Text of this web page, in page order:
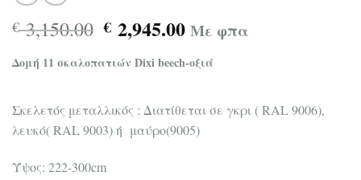
€3,150.00 Original
price
was:
€ 2,945.00Η
τρέχουσα
τιμή
€ 2,945.00.
Με φπα
Δομή 11 σκαλοπατιών Dixi beech-οξιά
Σκελετός μεταλλικός : Διατίθεται σε γκρι ( RAL 9006),
λευκό( RAL 9003) ή μαύρο(9005)
Ύψος: 222-300cm